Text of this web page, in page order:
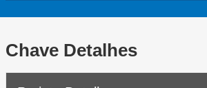
Chave Detalhes